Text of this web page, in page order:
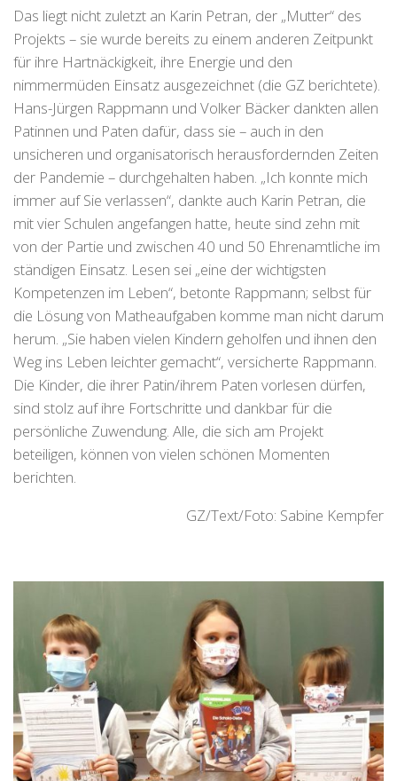
Das liegt nicht zuletzt an Karin Petran, der „Mutter“ des
Projekts – sie wurde bereits zu einem anderen Zeitpunkt
für ihre Hartnäckigkeit, ihre Energie und den
nimmermüden Einsatz ausgezeichnet (die GZ berichtete).
Hans-Jürgen Rappmann und Volker Bäcker dankten allen
Patinnen und Paten dafür, dass sie – auch in den
unsicheren und organisatorisch herausfordernden Zeiten
der Pandemie – durchgehalten haben. „Ich konnte mich
immer auf Sie verlassen“, dankte auch Karin Petran, die
mit vier Schulen angefangen hatte, heute sind zehn mit
von der Partie und zwischen 40 und 50 Ehrenamtliche im
ständigen Einsatz. Lesen sei „eine der wichtigsten
Kompetenzen im Leben“, betonte Rappmann; selbst für
die Lösung von Matheaufgaben komme man nicht darum
herum. „Sie haben vielen Kindern geholfen und ihnen den
Weg ins Leben leichter gemacht“, versicherte Rappmann.
Die Kinder, die ihrer Patin/ihrem Paten vorlesen dürfen,
sind stolz auf ihre Fortschritte und dankbar für die
persönliche Zuwendung. Alle, die sich am Projekt
beteiligen, können von vielen schönen Momenten
berichten.
GZ/Text/Foto: Sabine Kempfer